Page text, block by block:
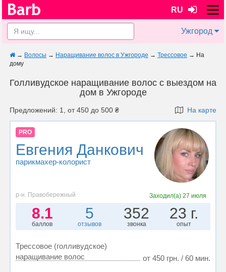
RU
Ужгород
→ Волосы → Наращивание волос в Ужгороде → Трессовое → На
дому
Голливудское наращивание волос с выездом на
дом в Ужгороде
Предложений: 1, от 450 до 500 ₴ На карте
PRO
Евгения Данкович
парикмахер-колорист
р-н. Правобережный Заходил(а)27 июля
8.1
баллов
5
отзывов
352
звонка
23 г.
опыт
Трессовое (голливудское)
наращивание волос
от 450 грн. / 60 мин.